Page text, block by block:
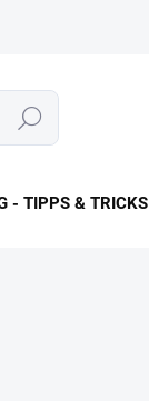
Suchen
- TIPPS & TRICKS